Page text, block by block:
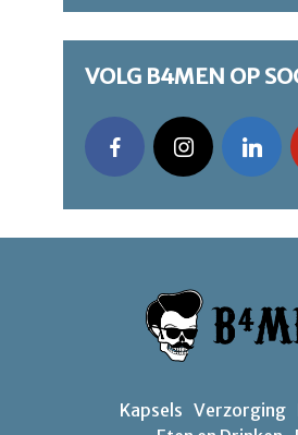
VOLG B4MEN OP
Kapsels Verzorging